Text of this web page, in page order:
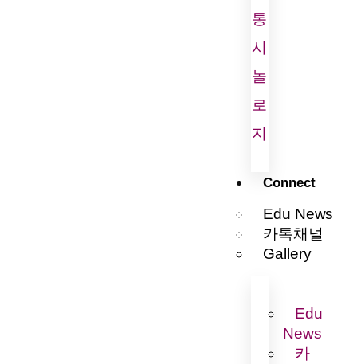
통
시
놀
로
지
Connect
Edu News
카톡채널
Gallery
Edu
News
카